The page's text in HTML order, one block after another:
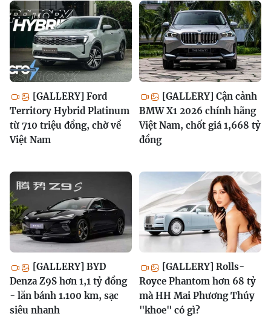
[GALLERY] Ford
Territory Hybrid Platinum
từ 710 triệu đồng, chờ về
Việt Nam
[GALLERY] Cận cảnh
BMW X1 2026 chính hãng
Việt Nam, chốt giá 1,668 tỷ
đồng
[GALLERY] BYD
Denza Z9S hơn 1,1 tỷ đồng
- lăn bánh 1.100 km, sạc
siêu nhanh
[GALLERY] Rolls-
Royce Phantom hơn 68 tỷ
mà HH Mai Phương Thúy
"khoe" có gì?